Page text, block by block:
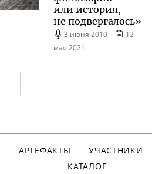
или история,
не подвергалось»
3 июня 2010
12
мая 2021
АРТЕФАКТЫ
УЧАСТНИКИ
КАТАЛОГ